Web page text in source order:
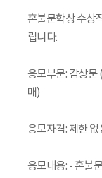
혼불문학상 수상
립니다.
응모부문: 감상
매)
응모자격: 제한 없
응모내용: - 혼불